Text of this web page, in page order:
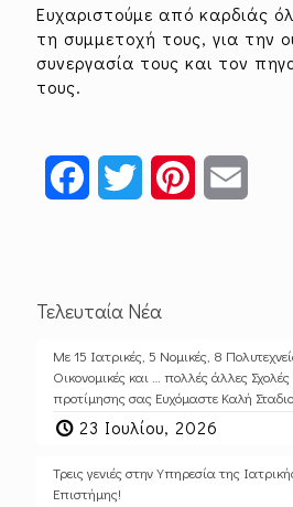
Ευχαριστούμε από καρδιάς
τη συμμετοχή τους, για την
συνεργασία τους και τον
τους.
FacebookTwitter Pinterest
Τελευταία Νέα
Με 15 Ιατρικές, 5 Νομικές, 8
Οικονομικές και … πολλές άλλες
προτίμησης σας Ευχόμαστε Καλή
23 Ιουλίου, 2026
Τρεις γενιές στην Υπηρεσία της
Επιστήμης!